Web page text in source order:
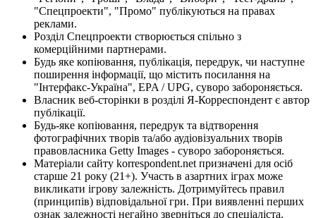
"Спецпроекти", "Промо" публікуються на правах
реклами.
Розділ Спецпроекти створюється спільно з
комерційними партнерами.
Будь яке копіювання, публікація, передрук, чи наступне
поширення інформації, що містить посилання на
"Інтерфакс-Україна", EPA / UPG, суворо забороняється.
Власник веб-сторінки в розділі Я-Корреспондент є автор
публікації.
Будь-яке копіювання, передрук та відтворення
фотографічних творів та/або аудіовізуальних творів
правовласника Getty Images - суворо забороняється.
Матеріали сайту korrespondent.net призначені для осіб
старше 21 року (21+). Участь в азартних іграх може
викликати ігрову залежність. Дотримуйтесь правил
(принципів) відповідальної гри. При виявленні перших
ознак залежності негайно зверніться до спеціаліста.